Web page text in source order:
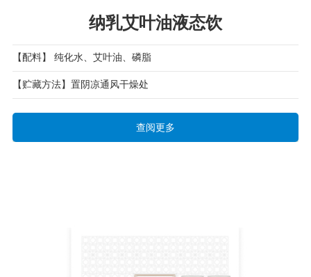
纳乳艾叶油液态饮
【配料】 纯化水、艾叶油、磷脂
【贮藏方法】置阴凉通风干燥处
查阅更多